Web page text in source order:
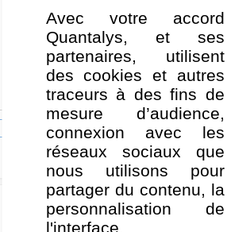
2,76 % Mauvais
-0,75 % Très mauvais
3 4 6
Avec votre accord
Quantalys, et ses
partenaires, utilisent
des cookies et autres
traceurs à des fins de
mesure d’audience,
connexion avec les
réseaux sociaux que
nous utilisons pour
partager du contenu, la
personnalisation de
l'interface.